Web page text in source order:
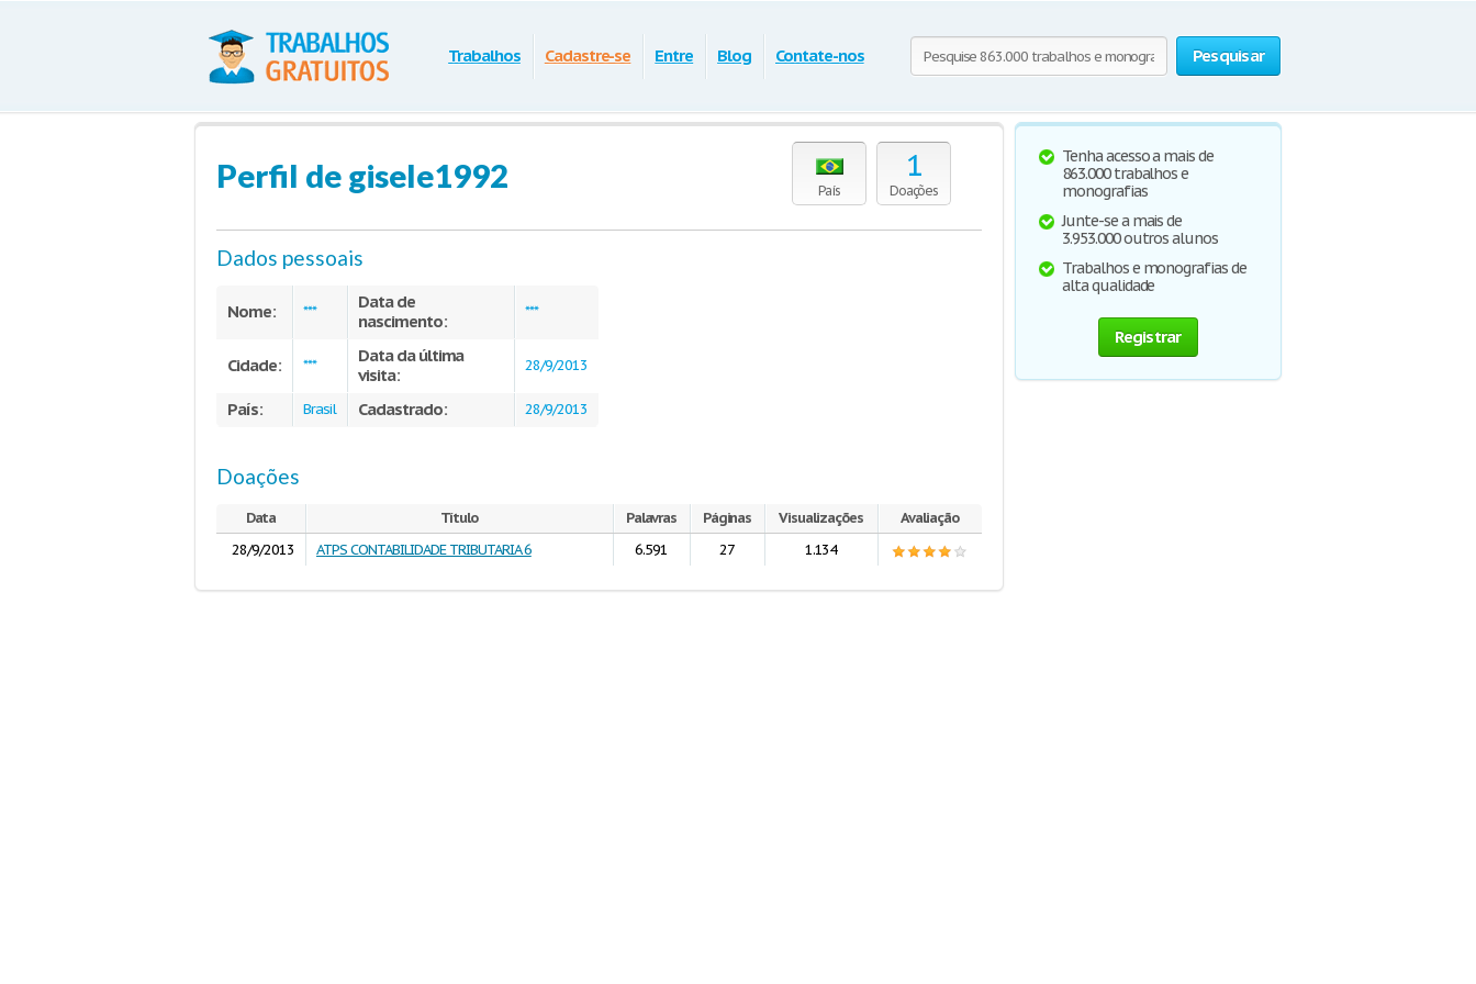
Pesquisar
Trabalhos Cadastre-se Entre Blog Contate-nos
País
1
Doações
Perfil de gisele1992
Dados pessoais
Nome: ***
Data de
nascimento:
***
Cidade: ***
Data da última
visita:
28/9/2013
País: Brasil Cadastrado: 28/9/2013
Doações
Data Título Palavras Páginas Visualizações
Avaliação
28/9/2013
ATPS CONTABILIDADE TRIBUTARIA 6 6.591 27 1.134
Tenha acesso a mais de
863.000 trabalhos e
monografias
Junte-se a mais de
3.953.000 outros alunos
Trabalhos e monografias de
alta qualidade
Registrar